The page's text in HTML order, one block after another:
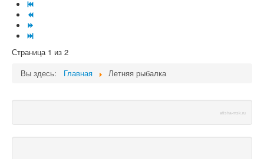
Страница 1 из 2
Вы здесь:
Главная Летняя рыбалка
afisha-msk.ru